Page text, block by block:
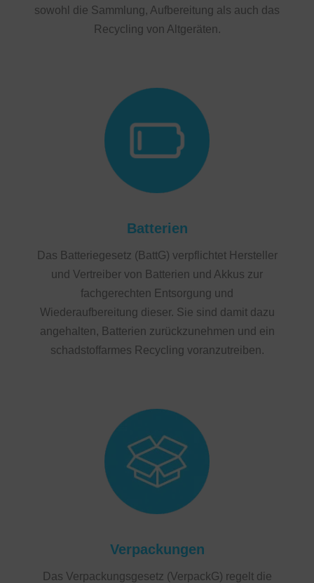
sowohl die Sammlung, Aufbereitung als auch das
Recycling von Altgeräten.
Batterien
Das Batteriegesetz (BattG) verpflichtet Hersteller
und Vertreiber von Batterien und Akkus zur
fachgerechten Entsorgung und
Wiederaufbereitung dieser. Sie sind damit dazu
angehalten, Batterien zurückzunehmen und ein
schadstoffarmes Recycling voranzutreiben.
Verpackungen
Das Verpackungsgesetz (VerpackG) regelt die